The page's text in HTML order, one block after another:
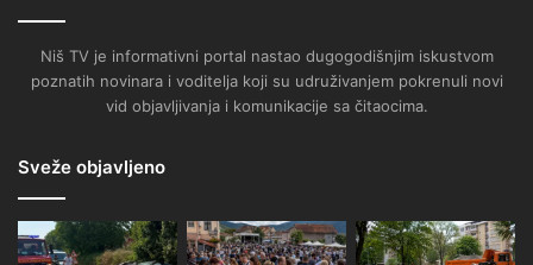
Niš TV je informativni portal nastao dugogodišnjim iskustvom
poznatih novinara i voditelja koji su udruživanjem pokrenuli novi
vid objavljivanja i komunikacije sa čitaocima.
Sveže objavljeno